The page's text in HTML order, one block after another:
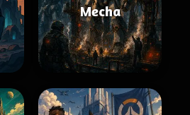
Mecha